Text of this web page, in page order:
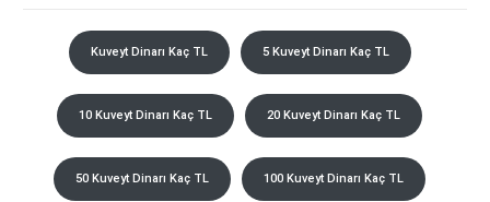
Kuveyt Dinarı Kaç TL 5 Kuveyt Dinarı Kaç TL
10 Kuveyt Dinarı Kaç TL 20 Kuveyt Dinarı Kaç TL
50 Kuveyt Dinarı Kaç TL 100 Kuveyt Dinarı Kaç TL